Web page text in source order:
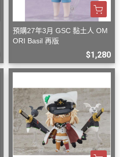
預購27年3月 GSC 黏土人 OM
ORI Basil 再版
$1,280